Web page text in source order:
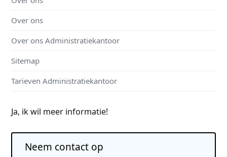
Over ons
Over ons Administratiekantoor
Sitemap
Tarieven Administratiekantoor
Ja, ik wil meer informatie!
Neem contact op